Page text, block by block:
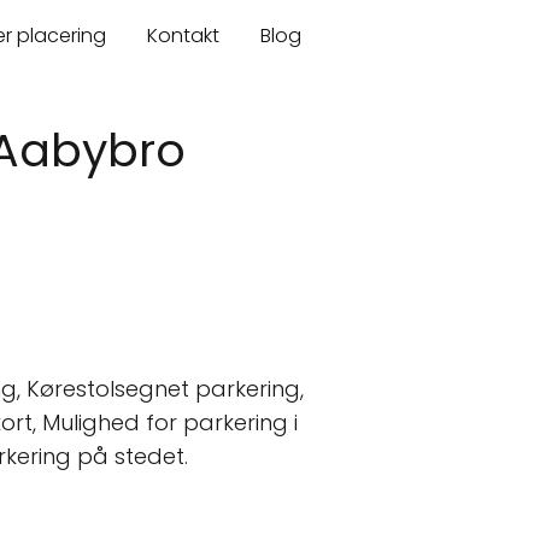
placering Kontakt Blog
Kørestolsegnet parkering,
Mulighed for parkering i
på stedet.